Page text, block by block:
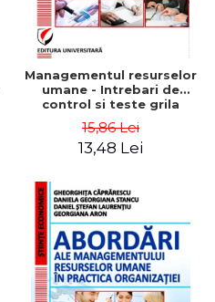
Managementul resurselor
umane - Intrebari de
control si teste grila
15,86 Lei
13,48 Lei